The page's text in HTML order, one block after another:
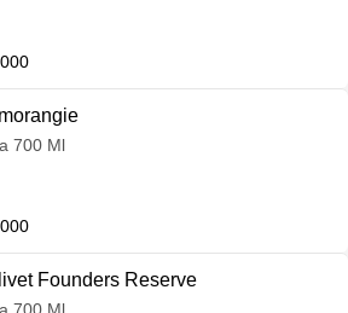
700 Ml
Founders Reserve